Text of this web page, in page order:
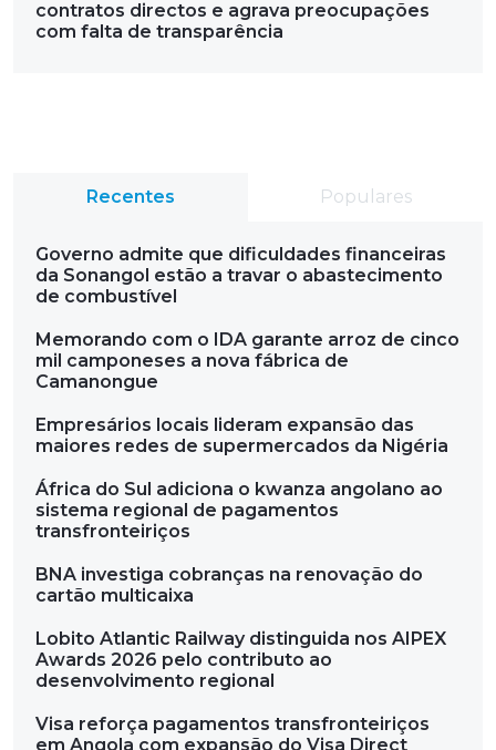
contratos directos e agrava preocupações
com falta de transparência
Recentes Populares
Governo admite que dificuldades financeiras
da Sonangol estão a travar o abastecimento
de combustível
Memorando com o IDA garante arroz de cinco
mil camponeses a nova fábrica de
Camanongue
Empresários locais lideram expansão das
maiores redes de supermercados da Nigéria
África do Sul adiciona o kwanza angolano ao
sistema regional de pagamentos
transfronteiriços
BNA investiga cobranças na renovação do
cartão multicaixa
Lobito Atlantic Railway distinguida nos AIPEX
Awards 2026 pelo contributo ao
desenvolvimento regional
Visa reforça pagamentos transfronteiriços
em Angola com expansão do Visa Direct